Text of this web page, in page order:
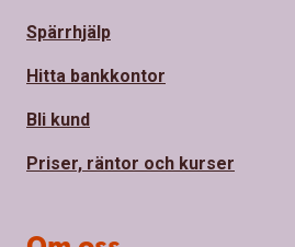
Spärrhjälp
Hitta bankkontor
Bli kund
Priser, räntor och kurser